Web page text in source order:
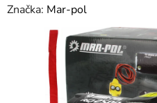
hodnocení
produktu
Značka: Mar-pol